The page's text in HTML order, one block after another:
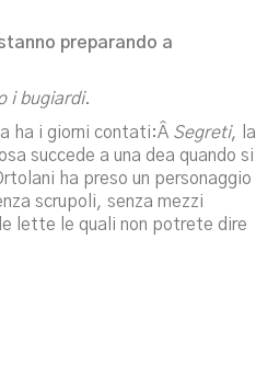
preparando a
i bugiardi.
ha i giorni contati:Â Segreti, la
succede a una dea quando si
ha preso un personaggio
scrupoli, senza mezzi
lette le quali non potrete dire